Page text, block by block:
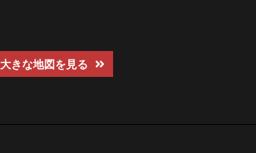
大きな地図を見る